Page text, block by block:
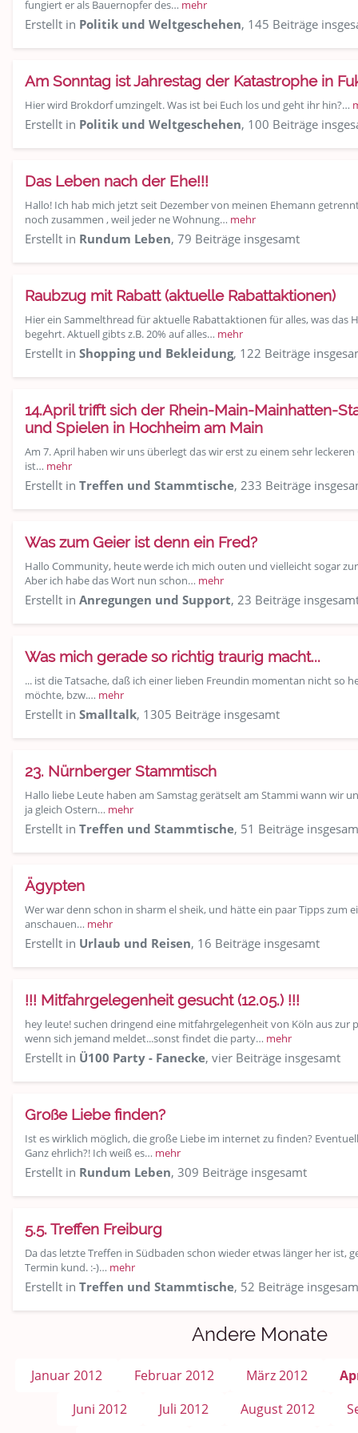
fungiert er als Bauernopfer des… mehr
Erstellt in Politik und Weltgeschehen, 145 Beiträge
Am Sonntag ist Jahrestag der Katastrophe in
Hier wird Brokdorf umzingelt. Was ist bei Euch los und geht ihr hin?…
Erstellt in Politik und Weltgeschehen, 100 Beiträge
Das Leben nach der Ehe!!!
Hallo! Ich hab mich jetzt seit Dezember von meinen Ehemann
noch zusammen , weil jeder ne Wohnung… mehr
Erstellt in Rundum Leben, 79 Beiträge insgesamt
Raubzug mit Rabatt (aktuelle Rabattaktionen)
Hier ein Sammelthread für aktuelle Rabattaktionen für alles, was das
begehrt. Aktuell gibts z.B. 20% auf alles… mehr
Erstellt in Shopping und Bekleidung, 122 Beiträge
14.April trifft sich der Rhein-Main-Mainhatten-
und Spielen in Hochheim am Main
Am 7. April haben wir uns überlegt das wir erst zu einem sehr
ist… mehr
Erstellt in Treffen und Stammtische, 233 Beiträge
Was zum Geier ist denn ein Fred?
Hallo Community, heute werde ich mich outen und vielleicht sogar
Aber ich habe das Wort nun schon… mehr
Erstellt in Anregungen und Support, 23 Beiträge
Was mich gerade so richtig traurig macht...
... ist die Tatsache, daß ich einer lieben Freundin momentan nicht so
möchte, bzw.… mehr
Erstellt in Smalltalk, 1305 Beiträge insgesamt
23. Nürnberger Stammtisch
Hallo liebe Leute haben am Samstag gerätselt am Stammi wann wir
ja gleich Ostern… mehr
Erstellt in Treffen und Stammtische, 51 Beiträge
Ägypten
Wer war denn schon in sharm el sheik, und hätte ein paar Tipps zum
anschauen… mehr
Erstellt in Urlaub und Reisen, 16 Beiträge insgesamt
!!! Mitfahrgelegenheit gesucht (12.05.) !!!
hey leute! suchen dringend eine mitfahrgelegenheit von Köln aus zur
wenn sich jemand meldet...sonst findet die party… mehr
Erstellt in Ü100 Party - Fanecke, vier Beiträge insgesamt
Große Liebe finden?
Ist es wirklich möglich, die große Liebe im internet zu finden?
Ganz ehrlich?! Ich weiß es… mehr
Erstellt in Rundum Leben, 309 Beiträge insgesamt
5.5. Treffen Freiburg
Da das letzte Treffen in Südbaden schon wieder etwas länger her ist,
Termin kund. :-)… mehr
Erstellt in Treffen und Stammtische, 52 Beiträge
Andere Monate
Januar 2012 Februar 2012 März 2012
Juni 2012
Juli 2012 August 2012